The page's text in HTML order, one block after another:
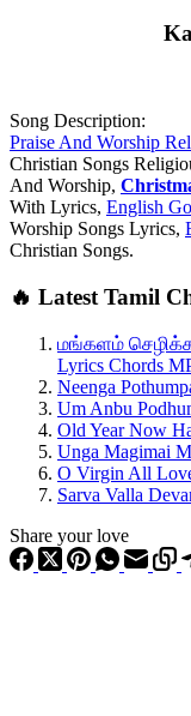
Song Description:
Praise And Worship
Christian Songs
And Worship,
With Lyrics, English
Worship Songs Lyrics,
Christian Songs.
🔥 Latest Tamil
மங்களம் செழிக்க
Lyrics Chords
Neenga
Um Anbu
Old Year Now
Unga Magimai
O Virgin All
Sarva Valla
Share your love